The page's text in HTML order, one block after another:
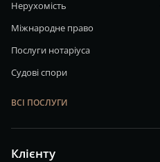
Нерухомість
Міжнародне право
Послуги нотаріуса
Судові спори
ВСІ ПОСЛУГИ
Клієнту